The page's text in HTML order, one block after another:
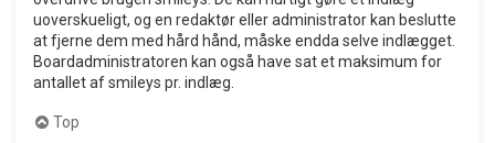
uoverskueligt, og en redaktør eller administrator kan beslutte
at fjerne dem med hård hånd, måske endda selve indlægget.
Boardadministratoren kan også have sat et maksimum for
antallet af smileys pr. indlæg.
Top